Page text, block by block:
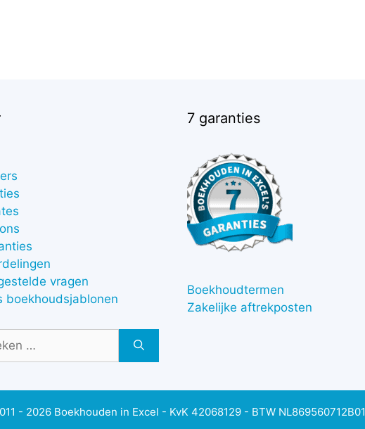
vragen
boekhoudsjablonen
7 garanties
Boekhoudtermen
Zakelijke aftrekposten
- 2026 Boekhouden in Excel - KvK 42068129 - BTW NL869560712B01